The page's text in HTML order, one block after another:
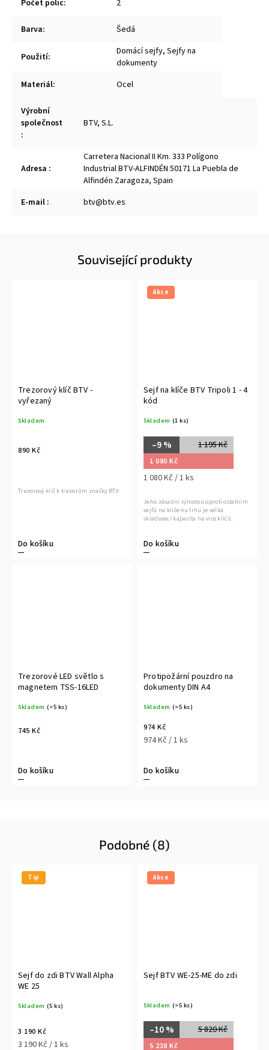
Počet polic: 2
Barva: Šedá
Použití:
Domácí sejfy, Sejfy na
dokumenty
Materiál: Ocel
Výrobní
společnost
:
BTV, S.L.
Adresa :
Carretera Nacional II Km. 333 Polígono
Industrial BTV-ALFINDÉN 50171 La Puebla de
Alfindén Zaragoza, Spain
E-mail : btv@btv.es
Související produkty
Trezorový klíč BTV -
vyřezaný
Skladem
890 Kč
Do košíku
Trezorový klíč k trezorům značky BTV
Akce
Sejf na klíče BTV Tripoli 1 - 4
kód
Skladem (1 ks)
1 195 Kč
–9 %
1 080 Kč
1 080 Kč / 1 ks
Do košíku
Jeho zásadní výhodou oproti ostatním
sejfů na klíče na trhu je velká
skladovací kapacita na více klíčů.
Trezorové LED světlo s
magnetem TSS-16LED
Skladem (>5 ks)
745 Kč
Do košíku
Protipožární pouzdro na
dokumenty DIN A4
Skladem (>5 ks)
974 Kč
974 Kč / 1 ks
Do košíku
Podobné (8)
Tip
Sejf do zdi BTV Wall Alpha
WE 25
Skladem (5 ks)
3 190 Kč
3 190 Kč / 1 ks
Akce
Sejf BTV WE-25-ME do zdi
Skladem (>5 ks)
5 820 Kč
–10 %
5 238 Kč